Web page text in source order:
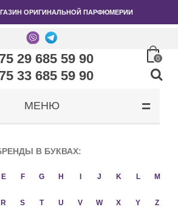
ОРИГИНАЛЬНОЙ ПАРФЮМЕРИИ
29 685 59 90
33 685 59 90
0
МЕНЮ
В БУКВАХ:
E F G H J K L M
R S T U V W X Y Z